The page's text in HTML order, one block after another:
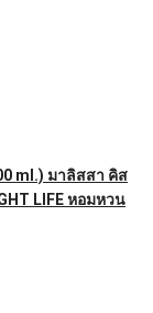
ml.) มาลิสสา คิส
LIFE หอมหวน